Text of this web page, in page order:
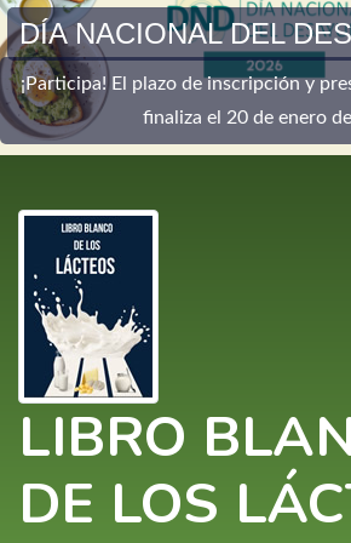
DÍA NACIONAL DEL
¡Participa! El plazo de inscripción y
finaliza el 20 de enero
LIBRO
DE LOS